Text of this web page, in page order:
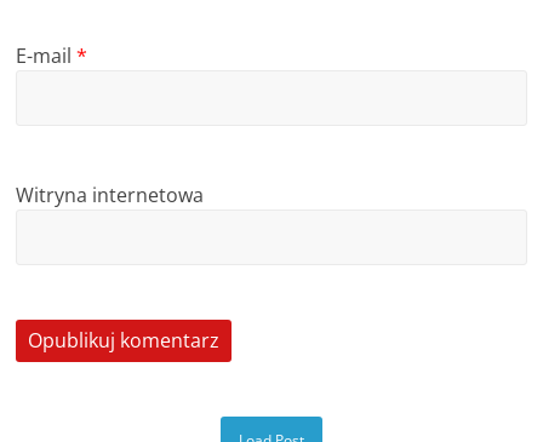
E-mail*
Witryna internetowa